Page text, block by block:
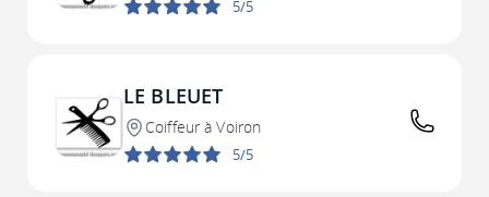
5/5
LE BLEUET
Coiffeur à Voiron
5/5